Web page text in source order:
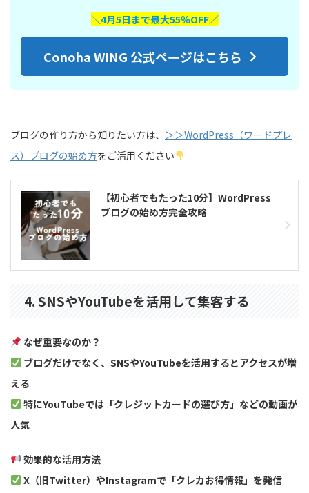
＼4月5日まで最大55％OFF／
Conoha WING 公式ページはこちら
ブログの作り方から知りたい方は、 ＞＞WordPress（ワードプレ
ス）ブログの始め方をご活用ください
【初心者でもたった10分】WordPress
ブログの始め方完全攻略
4. SNSやYouTubeを活用して集客する
なぜ重要なのか？
ブログだけでなく、SNSやYouTubeを活用するとアクセスが増
える
特にYouTubeでは「クレジットカードの選び方」などの動画が
人気
効果的な活用方法
X（旧Twitter）やInstagramで「クレカお得情報」を発信